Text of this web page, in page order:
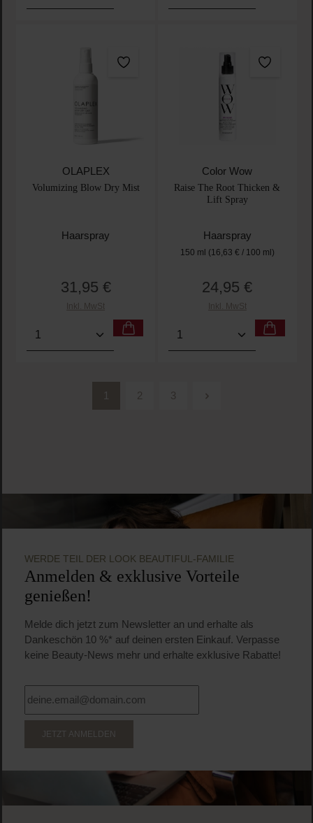
OLAPLEX
Volumizing Blow Dry Mist
Haarspray
Regulärer Preis:
31,95 €
Inkl. MwSt
Produkt Anzahl: Gib den gewünschten Wert ein
Color Wow
Raise The Root Thicken &
Lift Spray
Haarspray
150 ml (16,63 € / 100 ml)
Regulärer Preis:
24,95 €
Inkl. MwSt
Produkt Anzahl: Gib
Seite
1
Seite
2
Seite
3
WERDE TEIL DER LOOK BEAUTIFUL-FAMILIE
Anmelden & exklusive Vorteile
genießen!
Melde dich jetzt zum Newsletter an und erhalte als
Dankeschön 10 %* auf deinen ersten Einkauf. Verpasse
keine Beauty-News mehr und erhalte exklusive Rabatte!
JETZT ANMELDEN